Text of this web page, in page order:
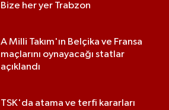
Bize her yer Trabzon
A Milli Takım'ın Belçika ve Fransa
maçlarını oynayacağı statlar
açıklandı
TSK'da atama ve terfi kararları